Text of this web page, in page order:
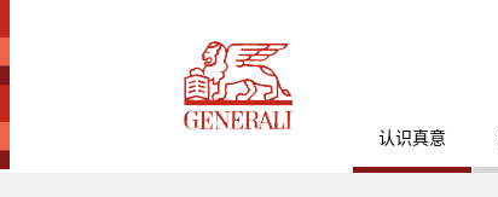
认识真意